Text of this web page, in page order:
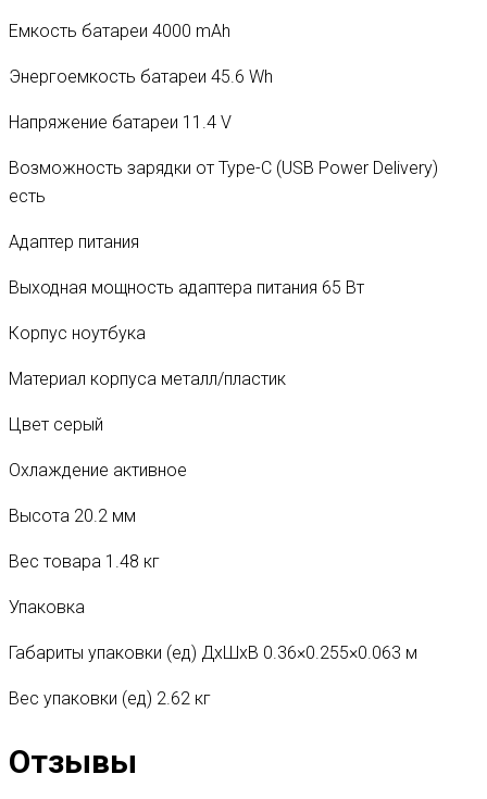
Емкость батареи 4000 mAh
Энергоемкость батареи 45.6 Wh
Напряжение батареи 11.4 V
Возможность зарядки от Type-C (USB Power Delivery)
есть
Адаптер питания
Выходная мощность адаптера питания 65 Вт
Корпус ноутбука
Материал корпуса металл/пластик
Цвет серый
Охлаждение активное
Высота 20.2 мм
Вес товара 1.48 кг
Упаковка
Габариты упаковки (ед) ДхШхВ 0.36×0.255×0.063 м
Вес упаковки (ед) 2.62 кг
Отзывы